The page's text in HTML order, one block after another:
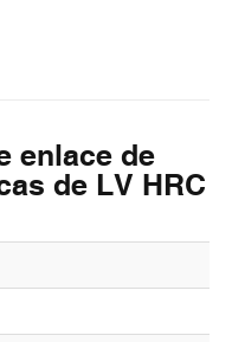
enlace de
de LV HRC